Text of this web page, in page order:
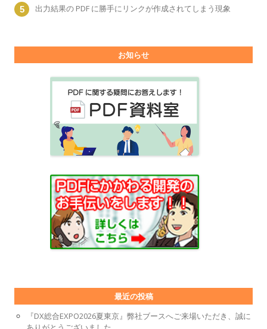
出力結果の PDF に勝手にリンクが作成されてしまう現象
お知らせ
最近の投稿
『DX総合EXPO2026夏東京』弊社ブースへご来場いただき、誠に